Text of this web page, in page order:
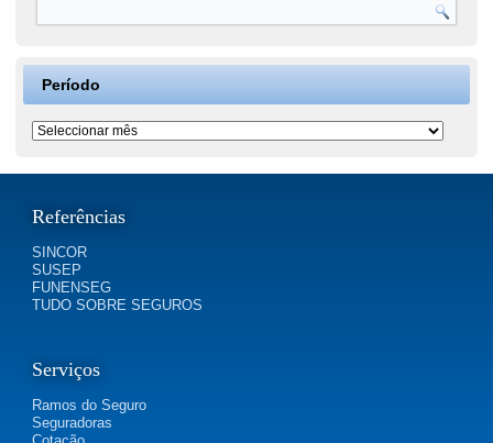
Período
Período
Referências
SINCOR
SUSEP
FUNENSEG
TUDO SOBRE SEGUROS
Serviços
Ramos do Seguro
Seguradoras